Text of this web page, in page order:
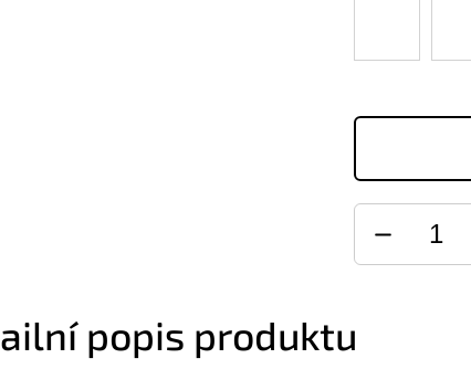
popis produktu